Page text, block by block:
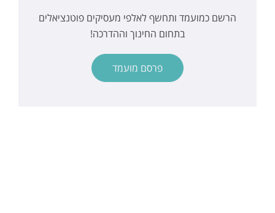
הרשם כמועמד ותחשף לאלפי מעסיקים פוטנציאלים
בתחום החינוך וההדרכה!
פרסם מועמד